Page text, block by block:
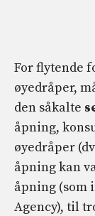
For flytende
øyedråper,
den såkalte
åpning,
øyedråper
åpning kan
åpning (som
Agency), til